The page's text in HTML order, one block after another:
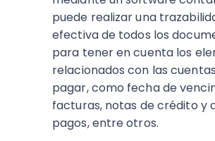
puede realizar una
efectiva de todos los
para tener en cuenta los
relacionados con las
pagar, como fecha de
facturas, notas de crédito y
pagos, entre otros.